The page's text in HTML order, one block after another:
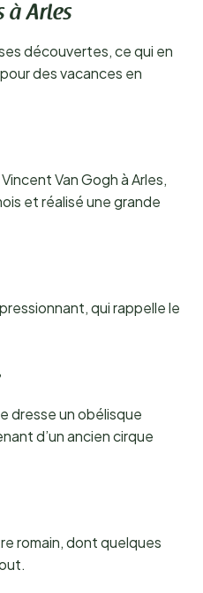
à Arles
découvertes, ce qui en
des vacances en
Van Gogh à Arles,
et réalisé une grande
qui rappelle le
dresse un obélisque
d’un ancien cirque
romain, dont quelques